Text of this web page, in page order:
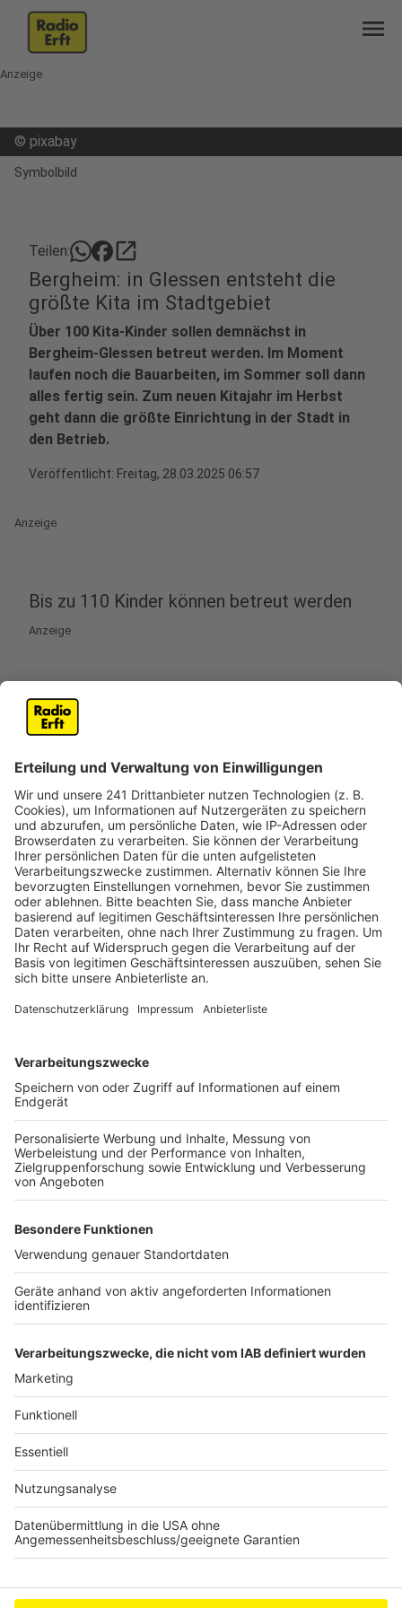
menu
Anzeige
© pixabay
Symbolbild
Teilen: open_in_new
Bergheim: in Glessen entsteht die
größte Kita im Stadtgebiet
Über 100 Kita-Kinder sollen demnächst in
Bergheim-Glessen betreut werden. Im Moment
laufen noch die Bauarbeiten, im Sommer soll dann
alles fertig sein. Zum neuen Kitajahr im Herbst
geht dann die größte Einrichtung in der Stadt in
den Betrieb.
Veröffentlicht: Freitag, 28.03.2025 06:57
Anzeige
Bis zu 110 Kinder können betreut werden
Anzeige
In Bergheim-Glessen entsteht im Moment die größte
Kita der Stadt. Über 100 Kinder sollen in Zukunft in der
Einrichtung „Am Glessener Feld“ betreut werden.
Zuletzt musste noch die ganze Technik, zum Beispiel
in der Küche und für die Lüftungsanlage installiert
werden. Zudem wurden Sandkästen und Spielgeräte
aufgebaut.
Ende Juni soll die neue Kita dann wie geplant fertig
sein, heißt es von der Stadt Bergheim. Ab September
sollen dort dann nach und nach die Kinder in sechs
Gruppen betreut werden.
Die Vergabe der Kitaplätze übernimmt der Träger
Käpt’n Browser anhand der Vormerkungen im Kita-
Navigator der Stadt, heißt es. Er sucht noch Personal.
überschritten werden.
Anzeige
Weitere Thmenen von Rhein und Erft
Kerpener Politiker wollen Verbot von Lachgas
Internationale Drogenbande: Razzia auch im
Rhein-Erft-Kreis
Umbau des Freibads Elsdorf: Start der
Bauarbeiten
Anzeige
Anzeige